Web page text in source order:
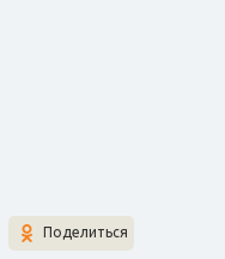
Поделиться